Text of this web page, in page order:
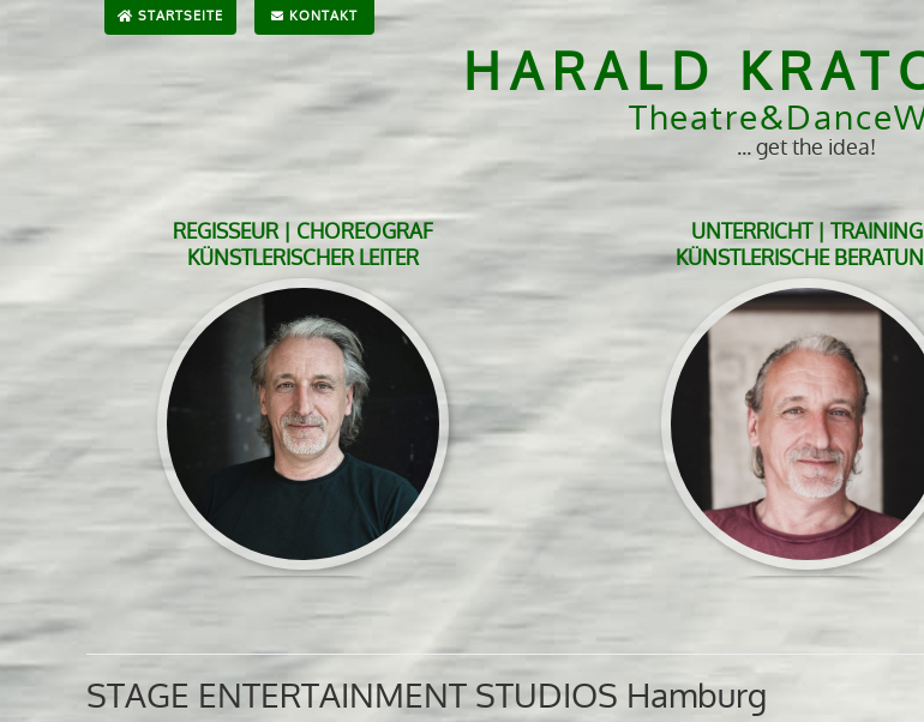
STARTSEITE KONTAKT
HARALD
... get the idea!
REGISSEUR | CHOREOGRAF
KÜNSTLERISCHER LEITER
UNTERRICHT | TRAINING
KÜNSTLERISCHE
STAGE ENTERTAINMENT STUDIOS Hamburg